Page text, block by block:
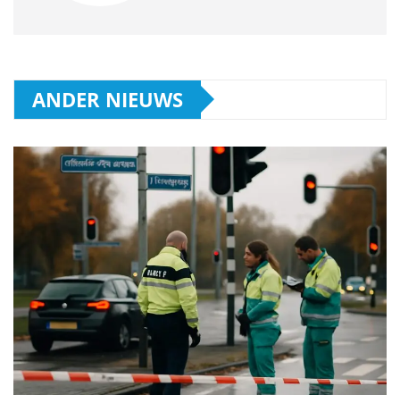
ANDER NIEUWS